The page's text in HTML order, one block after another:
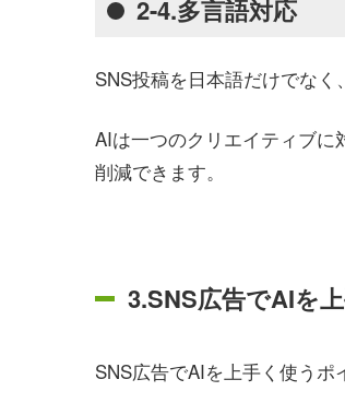
2-4.多言語対応
SNS投稿を日本語だけでなく
AIは一つのクリエイティブ
削減できます。
3.SNS広告でAIを
SNS広告でAIを上手く使うポ